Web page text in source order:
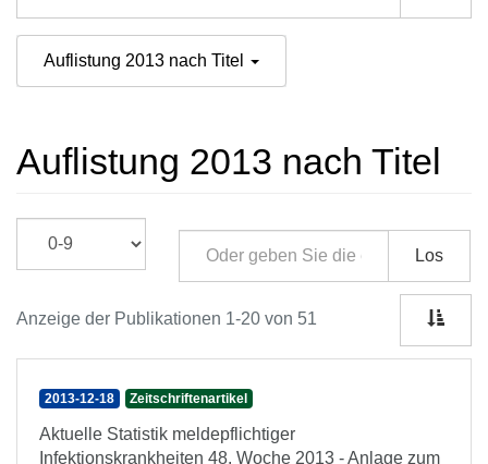
Auflistung 2013 nach Titel
Auflistung 2013 nach Titel
Los
Anzeige der Publikationen 1-20 von 51
2013-12-18 Zeitschriftenartikel
Aktuelle Statistik meldepflichtiger
Infektionskrankheiten 48. Woche 2013 - Anlage zum